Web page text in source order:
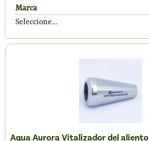
Marca
Seleccione...
Aqua Aurora Vitalizador del aliento